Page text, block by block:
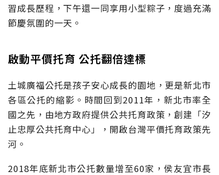
習成長歷程，下午還一同享用小型粽子，度過充滿
節慶氛圍的一天。
啟動平價托育 公托翻倍達標
土城廣福公托是孩子安心成長的園地，更是新北市
各區公托的縮影。時間回到2011年，新北市率全
國之先，由地方政府提供公共托育政策，創建「汐
止忠厚公共托育中心」，開啟台灣平價托育政策先
河。
2018年底新北市公托數量增至60家，侯友宜市長